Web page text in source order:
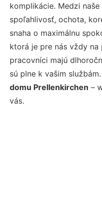
komplikácie. Medzi
spoľahlivosť, ochota,
snaha o maximálnu
ktorá je pre nás vždy na
pracovníci majú
sú plne k vašim službám.
domu Prellenkirchen –
vás.